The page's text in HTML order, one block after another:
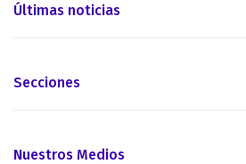
Últimas noticias
Secciones
Nuestros Medios